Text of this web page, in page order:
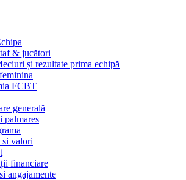
& jucători
și rezultate prima echipă
FCBT
generală
palmares
valori
financiare
angajamente